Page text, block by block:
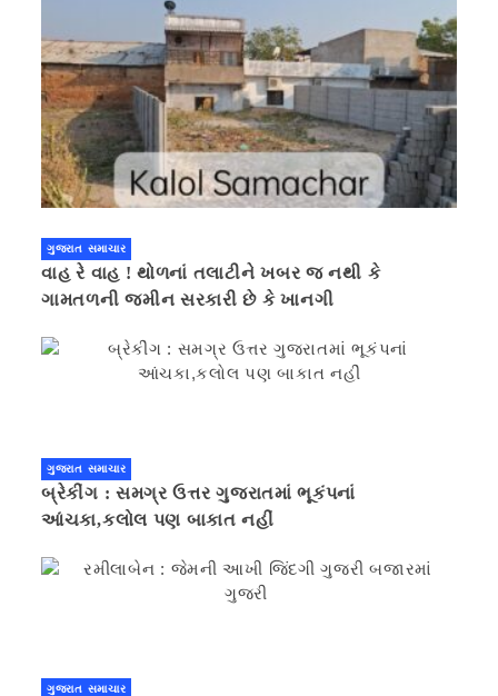
ગુજરાત સમાચાર
વાહ રે વાહ ! થોળનાં તલાટીને ખબર જ નથી કે
ગામતળની જમીન સરકારી છે કે ખાનગી
ગુજરાત સમાચાર
બ્રેકીંગ : સમગ્ર ઉત્તર ગુજરાતમાં ભૂકંપનાં
આંચકા,કલોલ પણ બાકાત નહીં
ગુજરાત સમાચાર